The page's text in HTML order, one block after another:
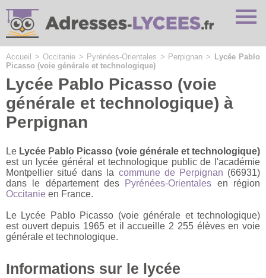
Accueil >Occitanie > Pyrénées-Orientales > Perpignan > Lycée Pablo
Picasso (voie générale et technologique)
Lycée Pablo Picasso (voie
générale et technologique) à
Perpignan
Le Lycée Pablo Picasso (voie générale et technologique)
est un lycée général et technologique public de l'académie
Montpellier situé dans la commune de Perpignan (66931)
dans le département des Pyrénées-Orientales en région
Occitanie en France.
Le Lycée Pablo Picasso (voie générale et technologique)
est ouvert depuis 1965 et il accueille 2 255 élèves en voie
générale et technologique.
Informations sur le lycée